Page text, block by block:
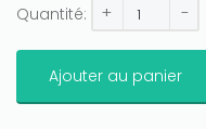
Quantité: + -
Ajouter au panier